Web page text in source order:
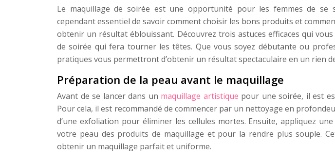
Le maquillage de soirée est une opportunité pour les femmes de se
cependant essentiel de savoir comment choisir les bons produits et
obtenir un résultat éblouissant. Découvrez trois astuces efficaces qui
de soirée qui fera tourner les têtes. Que vous soyez débutante ou
pratiques vous permettront d’obtenir un résultat spectaculaire en un rien
Préparation de la peau avant le maquillage
Avant de se lancer dans un maquillage artistique pour une soirée, il est
Pour cela, il est recommandé de commencer par un nettoyage en
d’une exfoliation pour éliminer les cellules mortes. Ensuite, appliquez
votre peau des produits de maquillage et pour la rendre plus souple.
obtenir un maquillage parfait et uniforme.